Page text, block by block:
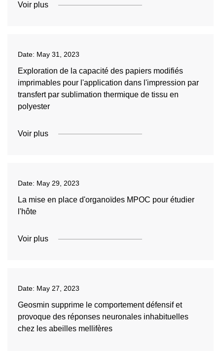
Voir plus
Date: May 31, 2023
Exploration de la capacité des papiers modifiés
imprimables pour l'application dans l'impression par
transfert par sublimation thermique de tissu en
polyester
Voir plus
Date: May 29, 2023
La mise en place d'organoïdes MPOC pour étudier
l'hôte
Voir plus
Date: May 27, 2023
Geosmin supprime le comportement défensif et
provoque des réponses neuronales inhabituelles
chez les abeilles mellifères